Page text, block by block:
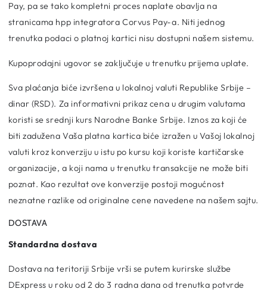
Pay, pa se tako kompletni proces naplate obavlja na
stranicama hpp integratora Corvus Pay-a. Niti jednog
trenutka podaci o platnoj kartici nisu dostupni našem sistemu.
Kupoprodajni ugovor se zaključuje u trenutku prijema uplate.
Sva plaćanja biće izvršena u lokalnoj valuti Republike Srbije –
dinar (RSD). Za informativni prikaz cena u drugim valutama
koristi se srednji kurs Narodne Banke Srbije. Iznos za koji će
biti zadužena Vaša platna kartica biće izražen u Vašoj lokalnoj
valuti kroz konverziju u istu po kursu koji koriste kartičarske
organizacije, a koji nama u trenutku transakcije ne može biti
poznat. Kao rezultat ove konverzije postoji mogućnost
neznatne razlike od originalne cene navedene na našem sajtu.
DOSTAVA
Standardna dostava
Dostava na teritoriji Srbije vrši se putem kurirske službe
DExpress u roku od 2 do 3 radna dana od trenutka potvrde